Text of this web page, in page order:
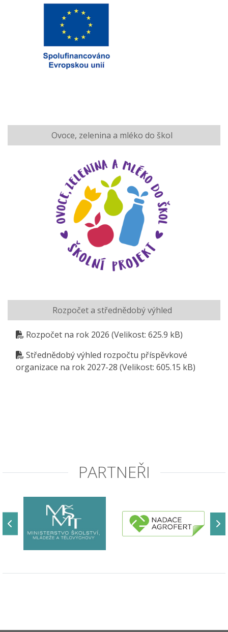
Ovoce, zelenina a mléko do škol
Rozpočet a střednědobý výhled
Rozpočet na rok 2026 (Velikost: 625.9 kB)
Střednědobý výhled rozpočtu příspěvkové
organizace na rok 2027-28 (Velikost: 605.15 kB)
PARTNEŘI